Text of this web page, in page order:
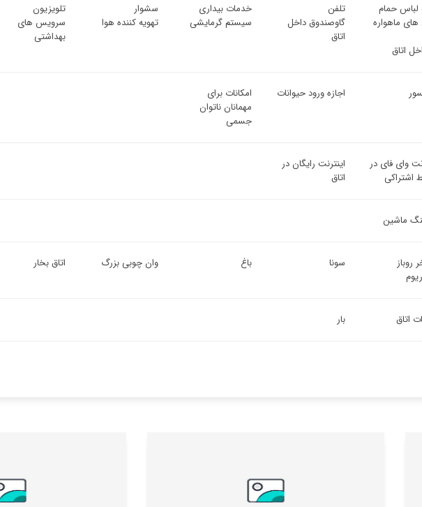
لباس حمام تلفن خدمات بیداری سشوار تلویزیون
های ماهواره
گاوصندوق داخل
اتاق
سیستم گرمایشی تهویه کننده هوا
سرویس های
بهداشتی
اتاق
اجازه ورود حیوانات
امکانات برای
مهمانان ناتوان
جسمی
وای فای در
اشتراکی
اینترنت رایگان در
اتاق
ماشین
روباز سونا باغ وان چوبی بزرگ اتاق بخار
اتاق بار